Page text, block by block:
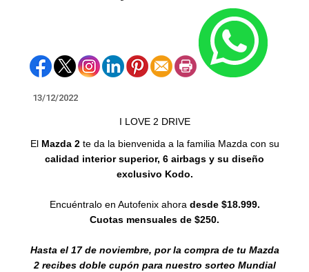
13/12/2022
I LOVE 2 DRIVE
El Mazda 2te da la bienvenida a la familia Mazda con su
calidad interior superior, 6 airbags y su diseño
exclusivo Kodo.
Encuéntralo en Autofenix ahora desde $18.999.
Cuotas mensuales de $250.
Hasta el 17 de noviembre, por la compra de tu Mazda
2 recibes doble cupón para nuestro sorteo Mundial